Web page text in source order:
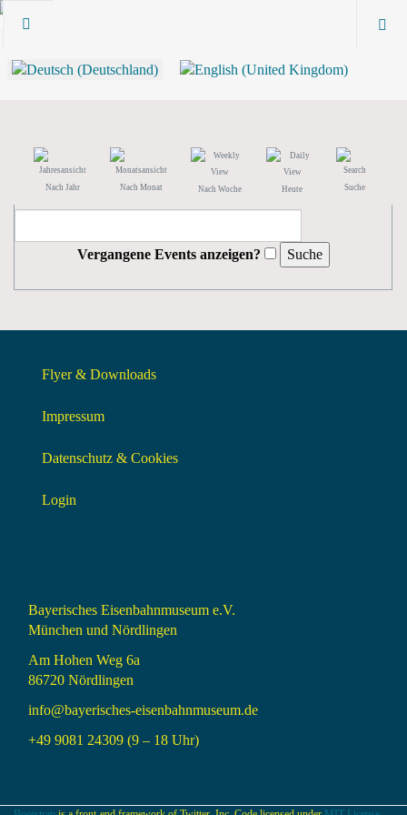
Nach Jahr Nach Monat Nach Woche Heute Suche
Vergangene Events anzeigen?
Flyer & Downloads
Impressum
Datenschutz & Cookies
Login
Bayerisches Eisenbahnmuseum e.V.
München und Nördlingen
Am Hohen Weg 6a
86720 Nördlingen
info@bayerisches-eisenbahnmuseum.de
+49 9081 24309 (9 – 18 Uhr)